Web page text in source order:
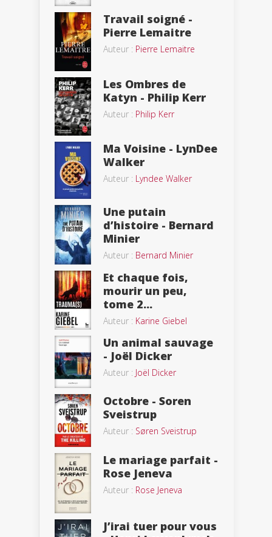
Travail soigné -
Pierre Lemaitre
Auteur : Pierre Lemaitre
Les Ombres de
Katyn - Philip Kerr
Auteur : Philip Kerr
Ma Voisine - LynDee
Walker
Auteur : Lyndee Walker
Une putain
d’histoire - Bernard
Minier
Auteur : Bernard Minier
Et chaque fois,
mourir un peu,
tome 2...
Auteur : Karine Giebel
Un animal sauvage
- Joël Dicker
Auteur : Joël Dicker
Octobre - Soren
Sveistrup
Auteur : Søren Sveistrup
Le mariage parfait -
Rose Jeneva
Auteur : Rose Jeneva
J’irai tuer pour vous